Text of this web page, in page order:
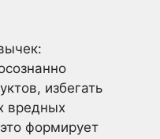
избегать
вредных
формирует